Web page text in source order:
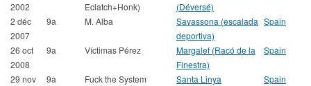
2002
Eclatch+Honk)
(Déversé)
2 déc
2007
9a M. Alba
Savassona (escalada
deportiva)
Spain
26 oct
2008
9a Víctimas Pérez
Margalef (Racó de la
Finestra)
Spain
29 nov
9a Fuck the System Santa Linya Spain